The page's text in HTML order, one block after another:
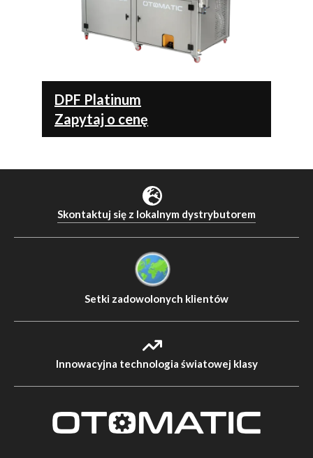
DPF Platinum
Zapytaj o cenę
Skontaktuj się z lokalnym dystrybutorem
Setki zadowolonych klientów
Innowacyjna technologia światowej klasy